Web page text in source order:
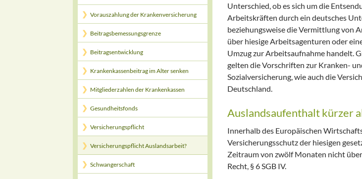
Unterschied, ob es sich um die
Arbeitskräften durch ein deutsches
beziehungsweise die Vermittlung von
über hiesige Arbeitsagenturen oder
Umzug zur Arbeitsaufnahme handelt.
gelten die Vorschriften zur Kranken-
Sozialversicherung, wie auch die
Deutschland.
Auslandsaufenthalt kürzer
Innerhalb des Europäischen
Versicherungsschutz der hiesigen
Zeitraum von zwölf Monaten nicht
Recht, § 6 SGB IV.
Vorauszahlung der Krankenversicherung
Beitragsbemessungsgrenze
Beitragsentwicklung
Krankenkassenbeitrag im Alter senken
Mitgliederzahlen der Krankenkassen
Gesundheitsfonds
Versicherungspflicht
Versicherungspflicht Auslandsarbeit?
Schwangerschaft